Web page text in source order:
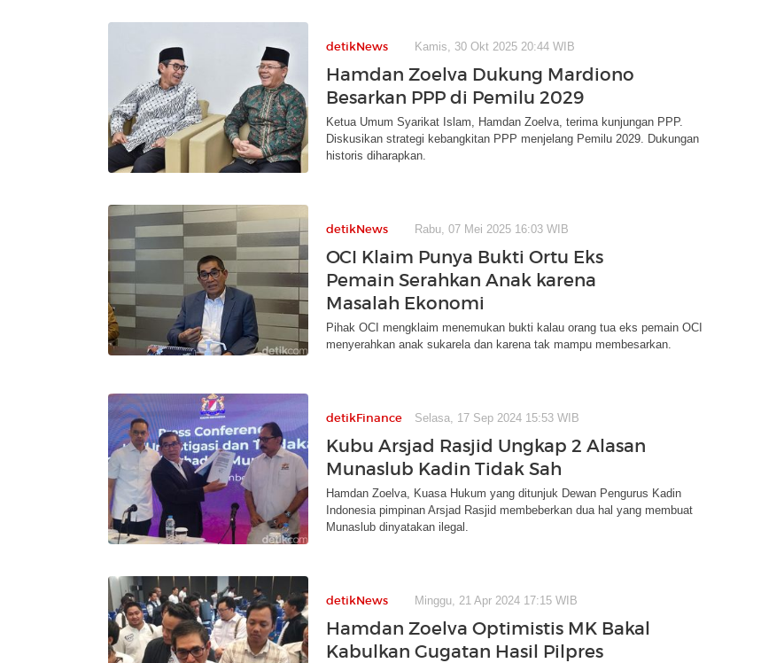
detikNews Kamis, 30 Okt 2025 20:44 WIB
Hamdan Zoelva Dukung Mardiono
Besarkan PPP di Pemilu 2029
Ketua Umum Syarikat Islam, Hamdan Zoelva, terima kunjungan PPP.
Diskusikan strategi kebangkitan PPP menjelang Pemilu 2029. Dukungan
historis diharapkan.
detikNews Rabu, 07 Mei 2025 16:03 WIB
OCI Klaim Punya Bukti Ortu Eks
Pemain Serahkan Anak karena
Masalah Ekonomi
Pihak OCI mengklaim menemukan bukti kalau orang tua eks pemain OCI
menyerahkan anak sukarela dan karena tak mampu membesarkan.
detikFinance Selasa, 17 Sep 2024 15:53 WIB
Kubu Arsjad Rasjid Ungkap 2 Alasan
Munaslub Kadin Tidak Sah
Hamdan Zoelva, Kuasa Hukum yang ditunjuk Dewan Pengurus Kadin
Indonesia pimpinan Arsjad Rasjid membeberkan dua hal yang membuat
Munaslub dinyatakan ilegal.
detikNews Minggu, 21 Apr 2024 17:15 WIB
Hamdan Zoelva Optimistis MK Bakal
Kabulkan Gugatan Hasil Pilpres